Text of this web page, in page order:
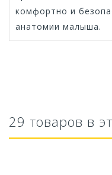
комфортно и
анатомии малыша.
29 товаров в